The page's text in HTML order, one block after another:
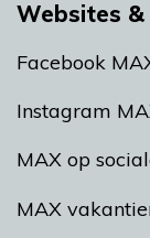
Websites &
Facebook
Instagram
MAX op
MAX